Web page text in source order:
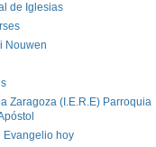
de Iglesias
Nouwen
Zaragoza (I.E.R.E) Parroquia
Evangelio hoy